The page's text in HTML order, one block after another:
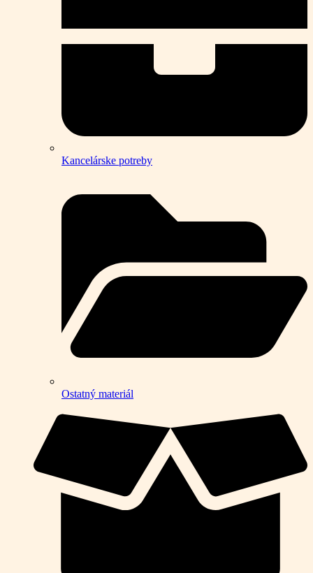
Kancelárske potreby
Ostatný materiál